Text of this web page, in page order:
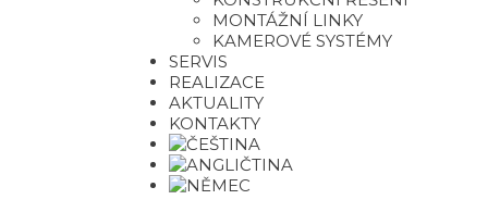
MONTÁŽNÍ LINKY
KAMEROVÉ SYSTÉMY
SERVIS
REALIZACE
AKTUALITY
KONTAKTY